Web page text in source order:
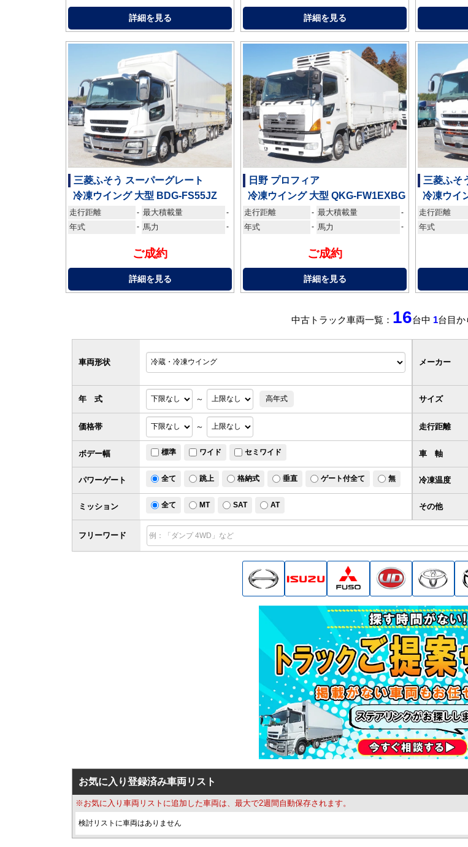
詳細を見る 詳細を見る
三菱ふそう スーパーグレート
冷凍ウイング 大型 BDG-FS55JZ
走行距離 - 最大積載量 -
年式 - 馬力 -
ご成約
詳細を見る
日野 プロフィア
冷凍ウイング 大型 QKG-FW1EXBG
走行距離 - 最大積載量 -
年式 - 馬力 -
ご成約
詳細を見る
三菱ふそ
冷凍ウイ
走行距離
年式
中古トラック車両一覧： 16台中 1台目か
車両形状
サイズ
価格帯 ～
フリーワード
メーカー
年 式 ～ 高年式
走行距離
ボデー幅 標準 ワイド セミワイド 車 軸
パワーゲート 全て 跳上 格納式 垂直 ゲート付全て 無 冷凍温度
ミッション 全て MT SAT AT その他
お気に入り登録済み車両リスト
※お気に入り車両リストに追加した車両は、最大で2週間自動保存されます。
検討リストに車両はありません